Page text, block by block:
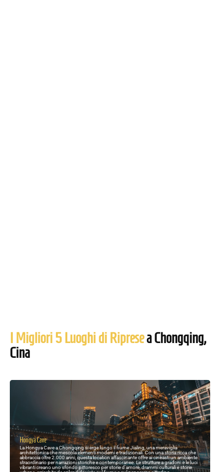
I Migliori 5 Luoghi di Ripresea Chongqing,
Cina
Hongya Cave
La Hongya Cave a Chongqing si erge lungo il fiume Jialing, una meraviglia
architettonica che mescola elementi moderni e tradizionali. Con una storia ricca che
abbraccia oltre 2.000 anni, questa location affascinante offre ai cineasti un ambiente
straordinario per narrazioni storiche e contemporanee. Le strutture a gradoni e le luci
vibranti creano uno sfondo pittoresco per storie d'amore, drammi culturali e storie